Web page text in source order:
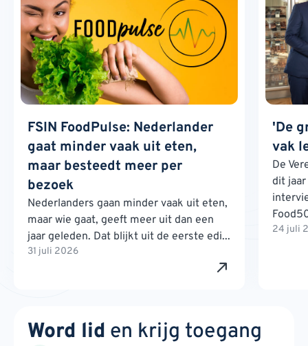
FSIN FoodPulse: Nederlander
gaat minder vaak uit eten,
maar besteedt meer per
bezoek
Nederlanders gaan minder vaak uit eten,
maar wie gaat, geeft meer uit dan een
jaar geleden. Dat blijkt uit de eerste edi...
31 juli 2026
'De
vak
De
dit
24 juli
Word lid en krijg toegang